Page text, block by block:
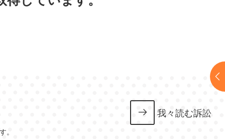
。
我々読む訴訟